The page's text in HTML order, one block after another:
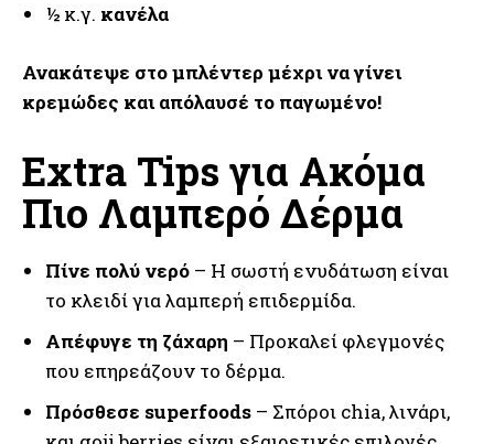
½ κ.γ. κανέλα
Ανακάτεψε στο μπλέντερ μέχρι να γίνει
κρεμώδες και απόλαυσέ το παγωμένο!
Extra Tips για Ακόμα
Πιο Λαμπερό Δέρμα
Πίνε πολύ νερό – Η σωστή ενυδάτωση είναι
το κλειδί για λαμπερή επιδερμίδα.
Απέφυγε τη ζάχαρη – Προκαλεί φλεγμονές
που επηρεάζουν το δέρμα.
Πρόσθεσε superfoods – Σπόροι chia, λινάρι,